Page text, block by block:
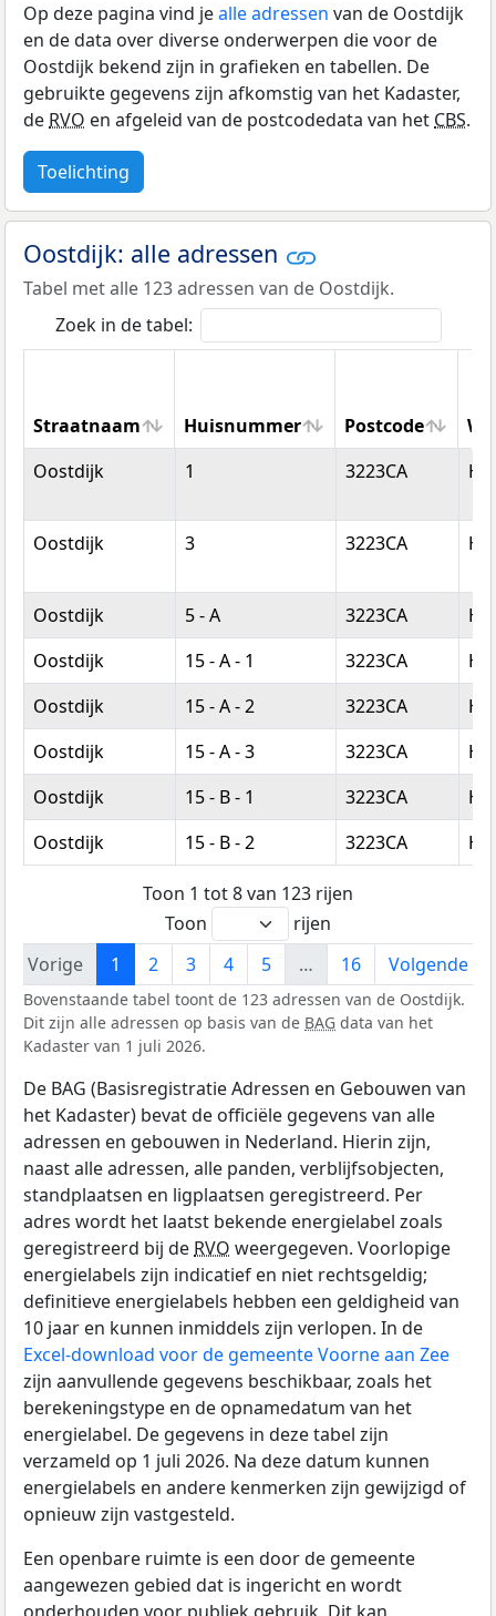
Op deze pagina vind jealle adressen van de Oostdijk
en de data over diverse onderwerpen die voor de
Oostdijk bekend zijn in grafieken en tabellen. De
gebruikte gegevens zijn afkomstig van het Kadaster,
deRVO en afgeleid van de postcodedata van hetCBS.
Toelichting
Oostdijk: alle adressen
Tabel met alle 123 adressen van de Oostdijk.
Zoek in de tabel:
Straatnaam Huisnummer Postcode
Straatnaam
Huisnummer Postcode
Oostdijk 1 3223CA
Oostdijk 3 3223CA
Oostdijk 5 - A 3223CA
Oostdijk
15 - A - 1 3223CA
Oostdijk
15 - A - 2 3223CA
Oostdijk
15 - A - 3 3223CA
Oostdijk
15 - B - 1 3223CA
Oostdijk
15 - B - 2 3223CA
Toon 1 tot 8 van 123 rijen
Toon
rijen
Vorige
1 2 3 4 5 … 16 Volgende
Bovenstaande tabel toont de 123 adressen van de Oostdijk.
Dit zijn alle adressen op basis van de BAG data van het
Kadaster van 1 juli 2026.
De BAG (Basisregistratie Adressen en Gebouwen van
het Kadaster) bevat de officiële gegevens van alle
adressen en gebouwen in Nederland. Hierin zijn,
naast alle adressen, alle panden, verblijfsobjecten,
standplaatsen en ligplaatsen geregistreerd. Per
adres wordt het laatst bekende energielabel zoals
geregistreerd bij de RVO weergegeven. Voorlopige
energielabels zijn indicatief en niet rechtsgeldig;
definitieve energielabels hebben een geldigheid van
10 jaar en kunnen inmiddels zijn verlopen. In de
Excel-download voor de gemeente Voorne aan Zee
zijn aanvullende gegevens beschikbaar, zoals het
berekeningstype en de opnamedatum van het
energielabel. De gegevens in deze tabel zijn
verzameld op 1 juli 2026. Na deze datum kunnen
energielabels en andere kenmerken zijn gewijzigd of
opnieuw zijn vastgesteld.
Een openbare ruimte is een door de gemeente
aangewezen gebied dat is ingericht en wordt